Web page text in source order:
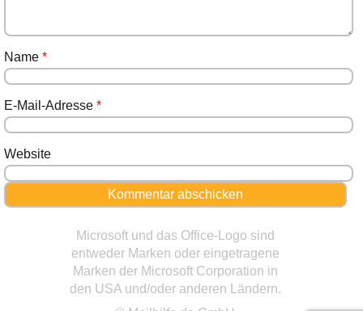
Name *
E-Mail-Adresse *
Website
Microsoft und das Office-Logo sind
entweder Marken oder eingetragene
Marken der Microsoft Corporation in
den USA und/oder anderen Ländern.